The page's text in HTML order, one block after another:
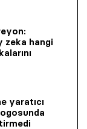
zeka hangi
yaratıcı